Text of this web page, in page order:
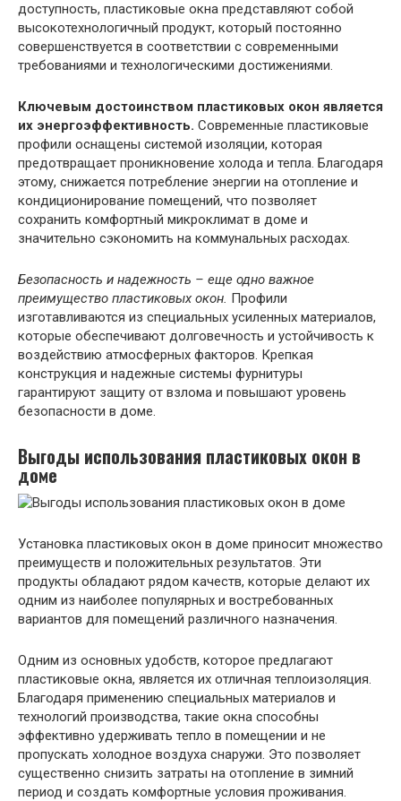
доступность, пластиковые окна представляют собой
высокотехнологичный продукт, который постоянно
совершенствуется в соответствии с современными
требованиями и технологическими достижениями.
Ключевым достоинством пластиковых окон является
их энергоэффективность. Современные пластиковые
профили оснащены системой изоляции, которая
предотвращает проникновение холода и тепла. Благодаря
этому, снижается потребление энергии на отопление и
кондиционирование помещений, что позволяет
сохранить комфортный микроклимат в доме и
значительно сэкономить на коммунальных расходах.
Безопасность и надежность – еще одно важное
преимущество пластиковых окон. Профили
изготавливаются из специальных усиленных материалов,
которые обеспечивают долговечность и устойчивость к
воздействию атмосферных факторов. Крепкая
конструкция и надежные системы фурнитуры
гарантируют защиту от взлома и повышают уровень
безопасности в доме.
Выгоды использования пластиковых окон в
доме
Установка пластиковых окон в доме приносит множество
преимуществ и положительных результатов. Эти
продукты обладают рядом качеств, которые делают их
одним из наиболее популярных и востребованных
вариантов для помещений различного назначения.
Одним из основных удобств, которое предлагают
пластиковые окна, является их отличная теплоизоляция.
Благодаря применению специальных материалов и
технологий производства, такие окна способны
эффективно удерживать тепло в помещении и не
пропускать холодное воздуха снаружи. Это позволяет
существенно снизить затраты на отопление в зимний
период и создать комфортные условия проживания.